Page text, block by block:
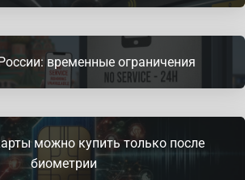
временные ограничения
можно купить только после
биометрии